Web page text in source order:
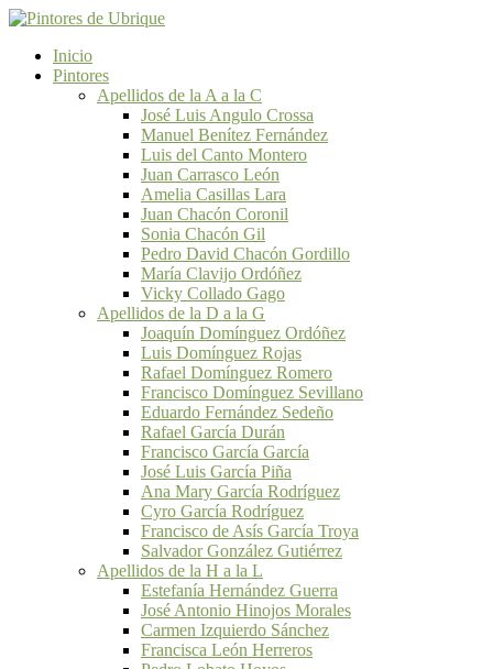
Inicio
Pintores
Apellidos de la A a la C
José Luis Angulo Crossa
Manuel Benítez Fernández
Luis del Canto Montero
Juan Carrasco León
Amelia Casillas Lara
Juan Chacón Coronil
Sonia Chacón Gil
Pedro David Chacón Gordillo
María Clavijo Ordóñez
Vicky Collado Gago
Apellidos de la D a la G
Joaquín Domínguez Ordóñez
Luis Domínguez Rojas
Rafael Domínguez Romero
Francisco Domínguez Sevillano
Eduardo Fernández Sedeño
Rafael García Durán
Francisco García García
José Luis García Piña
Ana Mary García Rodríguez
Cyro García Rodríguez
Francisco de Asís García Troya
Salvador González Gutiérrez
Apellidos de la H a la L
Estefanía Hernández Guerra
José Antonio Hinojos Morales
Carmen Izquierdo Sánchez
Francisca León Herreros